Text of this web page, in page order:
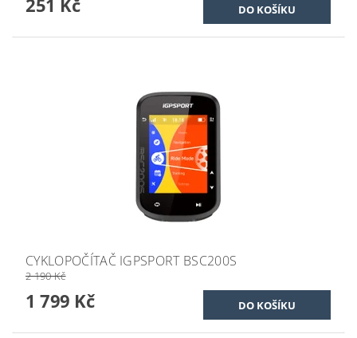
CYKLOPOČÍTAČ IGPSPORT BSC200S
2 190 Kč
1 799 Kč